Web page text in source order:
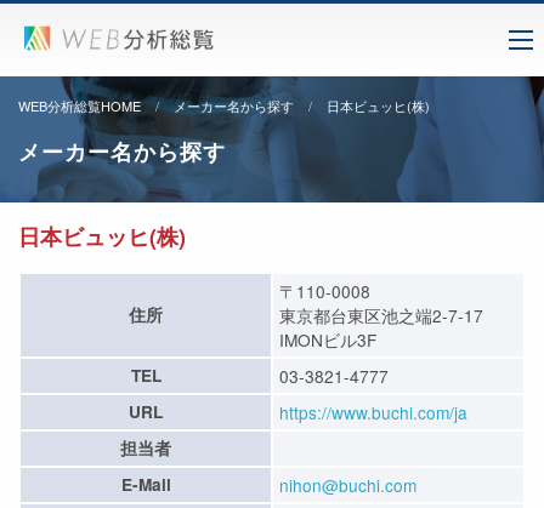
WEB分析総覧HOME メーカー名から探す 日本ビュッヒ(株)
メーカー名から探す
日本ビュッヒ(株)
住所
〒110-0008
東京都台東区池之端2-7-17
IMONビル3F
TEL 03-3821-4777
URL https://www.buchi.com/ja
担当者
E-Mail
nihon@buchi.com